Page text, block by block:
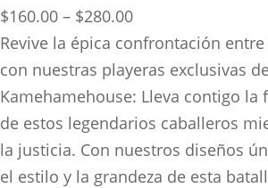
$160.00 – $280.00Price
range:
$160.00
through
$280.00
Revive la épica confrontación
con nuestras playeras exclusivas
Kamehamehouse: Lleva contigo la
de estos legendarios caballeros
la justicia. Con nuestros diseños
el estilo y la grandeza de esta